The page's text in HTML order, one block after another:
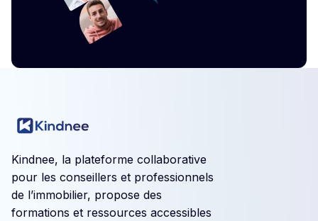
Kindnee, la plateforme collaborative
pour les conseillers et professionnels
de l’immobilier, propose des
formations et ressources accessibles